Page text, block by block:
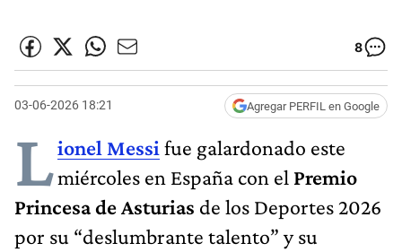
8
03-06-2026 18:21 Agregar PERFIL en Google
Lionel Messi fue galardonado este
miércoles en España con el Premio
Princesa de Asturias de los Deportes 2026
por su “deslumbrante talento” y su